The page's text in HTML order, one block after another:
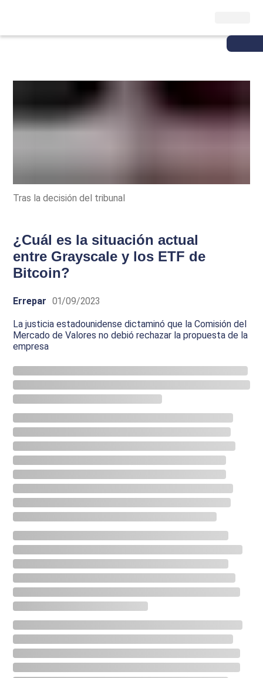
Tras la decisión del tribunal
¿Cuál es la situación actual
entre Grayscale y los ETF de
Bitcoin?
Errepar 01/09/2023
La justicia estadounidense dictaminó que la Comisión del
Mercado de Valores no debió rechazar la propuesta de la
empresa